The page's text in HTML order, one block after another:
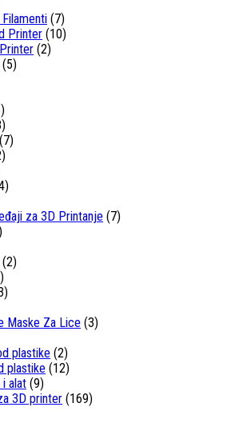
(7)
Printer (10)
(2)
(5)
(7)
za 3D Printanje (7)
(2)
Maske Za Lice (3)
plastike (2)
plastike (12)
alat (9)
3D printer (169)